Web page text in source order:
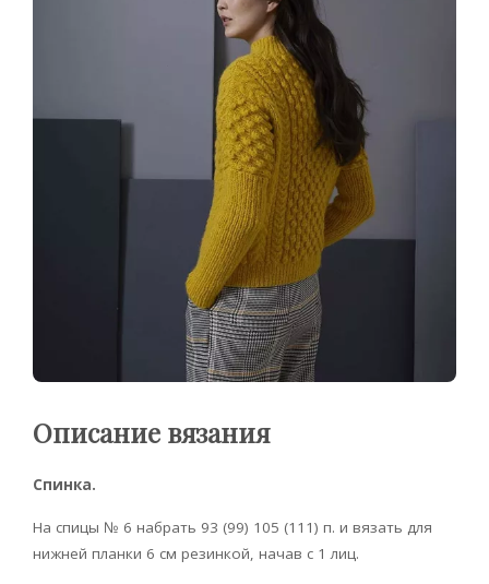
Описание вязания
Спинка.
На спицы № 6 набрать 93 (99) 105 (111) п. и вязать для
нижней планки 6 см резинкой, начав с 1 лиц.